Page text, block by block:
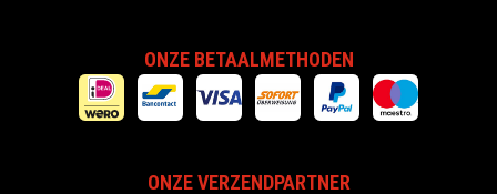
ONZE BETAALMETHODEN
ONZE VERZENDPARTNER